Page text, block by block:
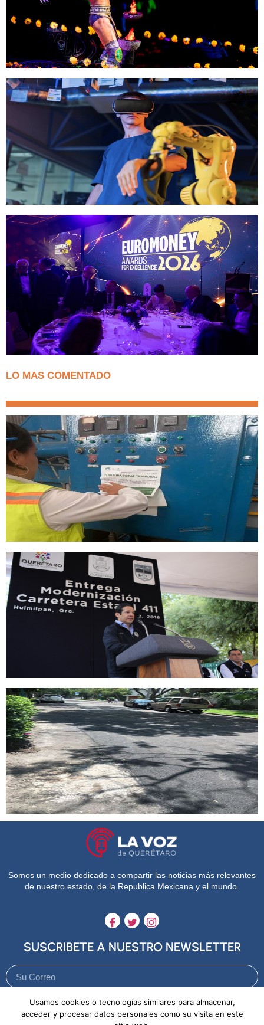
LO MAS COMENTADO
Somos un medio dedicado a compartir las noticias más relevantes
de nuestro estado, de la Republica Mexicana y el mundo.
SUSCRIBETE A NUESTRO NEWSLETTER
Enviar
Usamos cookies o tecnologías similares para almacenar,
acceder y procesar datos personales como su visita en este